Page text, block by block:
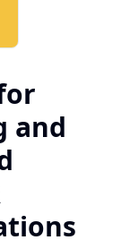
and